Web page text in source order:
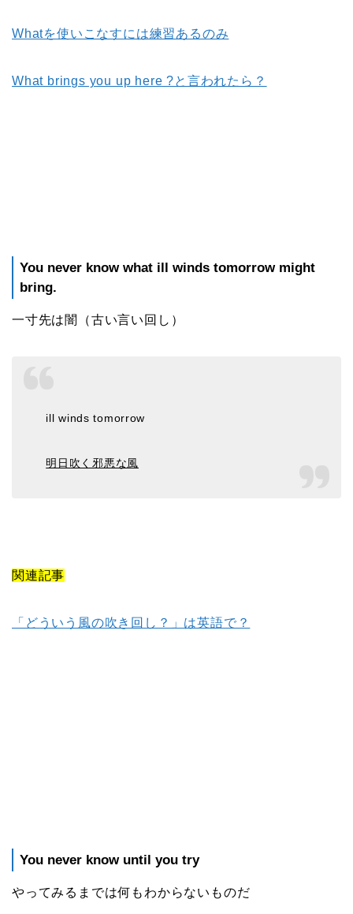
Whatを使いこなすには練習あるのみ
What brings you up here ?と言われたら？
You never know what ill winds tomorrow might
bring.
一寸先は闇（古い言い回し）
ill winds tomorrow
明日吹く邪悪な風
関連記事
「どういう風の吹き回し？」は英語で？
You never know until you try
やってみるまでは何もわからないものだ